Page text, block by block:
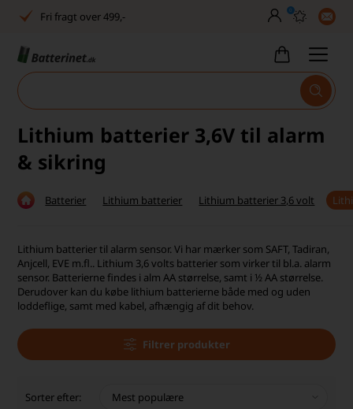
Dansk lager
Høj kundetilfredshed
Dag-til-dag levering
30 dages returret
Tlf. er lukket uge 27-32
Høj kundetilfredshed
0
Lithium batterier 3,6V til alarm
& sikring
Batterier Lithium batterier Lithium batterier 3,6 volt
Lithium batterier til alarm sensor. Vi har mærker som SAFT, Tadiran,
Anjcell, EVE m.fl.. Lithium 3,6 volts batterier som virker til bl.a. alarm
sensor. Batterierne findes i alm AA størrelse, samt i ½ AA størrelse.
Derudover kan du købe lithium batterierne både med og uden
loddeflige, samt med kabel, afhængig af dit behov.
Filtrer produkter
Sorter efter: